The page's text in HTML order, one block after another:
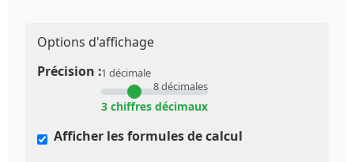
Options d'affichage
Précision :1 décimale
8 décimales
3 chiffres décimaux
Afficher les formules de calcul